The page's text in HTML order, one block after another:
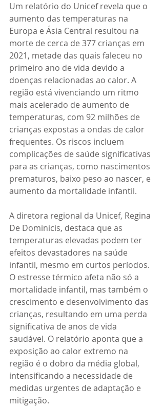
Um relatório do Unicef revela que o
aumento das temperaturas na
Europa e Ásia Central resultou na
morte de cerca de 377 crianças em
2021, metade das quais faleceu no
primeiro ano de vida devido a
doenças relacionadas ao calor. A
região está vivenciando um ritmo
mais acelerado de aumento de
temperaturas, com 92 milhões de
crianças expostas a ondas de calor
frequentes. Os riscos incluem
complicações de saúde significativas
para as crianças, como nascimentos
prematuros, baixo peso ao nascer, e
aumento da mortalidade infantil.
A diretora regional da Unicef, Regina
De Dominicis, destaca que as
temperaturas elevadas podem ter
efeitos devastadores na saúde
infantil, mesmo em curtos períodos.
O estresse térmico afeta não só a
mortalidade infantil, mas também o
crescimento e desenvolvimento das
crianças, resultando em uma perda
significativa de anos de vida
saudável. O relatório aponta que a
exposição ao calor extremo na
região é o dobro da média global,
intensificando a necessidade de
medidas urgentes de adaptação e
mitigação.